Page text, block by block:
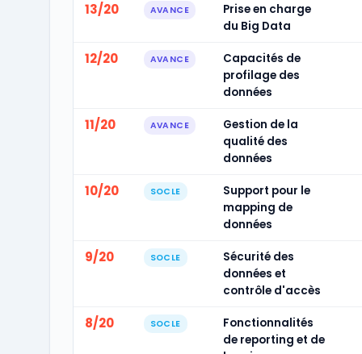
13/20 AVANCE
Prise en charge
du Big Data
12/20 AVANCE
Capacités de
profilage des
données
11/20 AVANCE
Gestion de la
qualité des
données
10/20 SOCLE
Support pour le
mapping de
données
9/20 SOCLE
Sécurité des
données et
contrôle d'accès
8/20 SOCLE
Fonctionnalités
de reporting et de